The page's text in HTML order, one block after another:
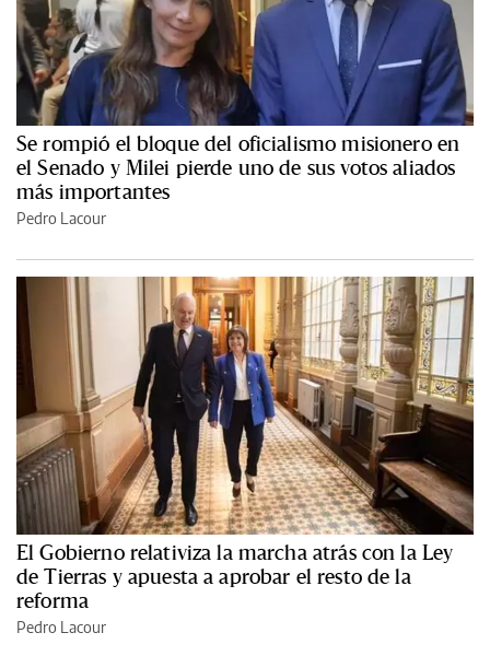
Se rompió el bloque del oficialismo misionero en
el Senado y Milei pierde uno de sus votos aliados
más importantes
Pedro Lacour
El Gobierno relativiza la marcha atrás con la Ley
de Tierras y apuesta a aprobar el resto de la
reforma
Pedro Lacour